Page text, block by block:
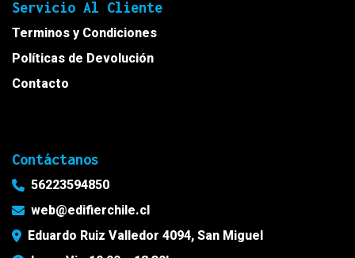
Servicio Al Cliente
Terminos y Condiciones
Políticas de Devolución
Contacto
Contáctanos
56223594850
web@edifierchile.cl
Eduardo Ruiz Valledor 4094, San Miguel